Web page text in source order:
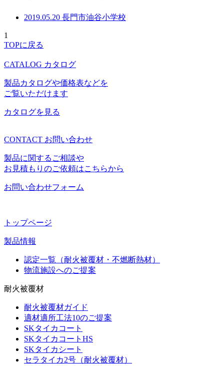
2019.05.20 長門市油谷小学校
1
TOPに戻る
CATALOG カタログ
製品カタログや価格表などを
ご覧いただけます
カタログを見る
CONTACT お問い合わせ
製品に関するご相談や
お見積もりのご依頼はこちらから
お問い合わせフォーム
トップページ
製品情報
認定一覧（耐火被覆材・不燃断熱材）
物流施設へのご提案
耐火被覆材
耐火被覆材ガイド
適材適所工法10のご提案
SKタイカコート
SKタイカコートHS
SKタイカシート
セラタイカ2号（耐火被覆材）